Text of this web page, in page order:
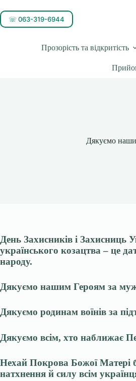
☏ 063-319-6944
Прозорість та відкритість
Дякуємо
День Захисників і Захисниць
українського козацтва – це
народу.
Дякуємо нашим Героям за
Дякуємо родинам воїнів за
Дякуємо всім, хто наближає
Нехай Покрова Божої Матері
натхнення й силу всім